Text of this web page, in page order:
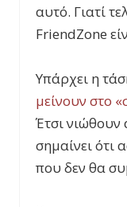
αυτό. Γιατί
FriendZone
Υπάρχει η
μείνουν στο
Έτσι
σημαίνει ότι
που δεν θα